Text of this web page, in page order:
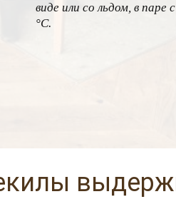
виде или со льдом, в
°С.